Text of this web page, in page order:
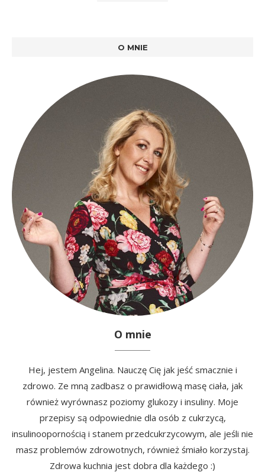
O MNIE
O mnie
Hej, jestem Angelina. Nauczę Cię jak jeść smacznie i
zdrowo. Ze mną zadbasz o prawidłową masę ciała, jak
również wyrównasz poziomy glukozy i insuliny. Moje
przepisy są odpowiednie dla osób z cukrzycą,
insulinoopornością i stanem przedcukrzycowym, ale jeśli nie
masz problemów zdrowotnych, również śmiało korzystaj.
Zdrowa kuchnia jest dobra dla każdego :)